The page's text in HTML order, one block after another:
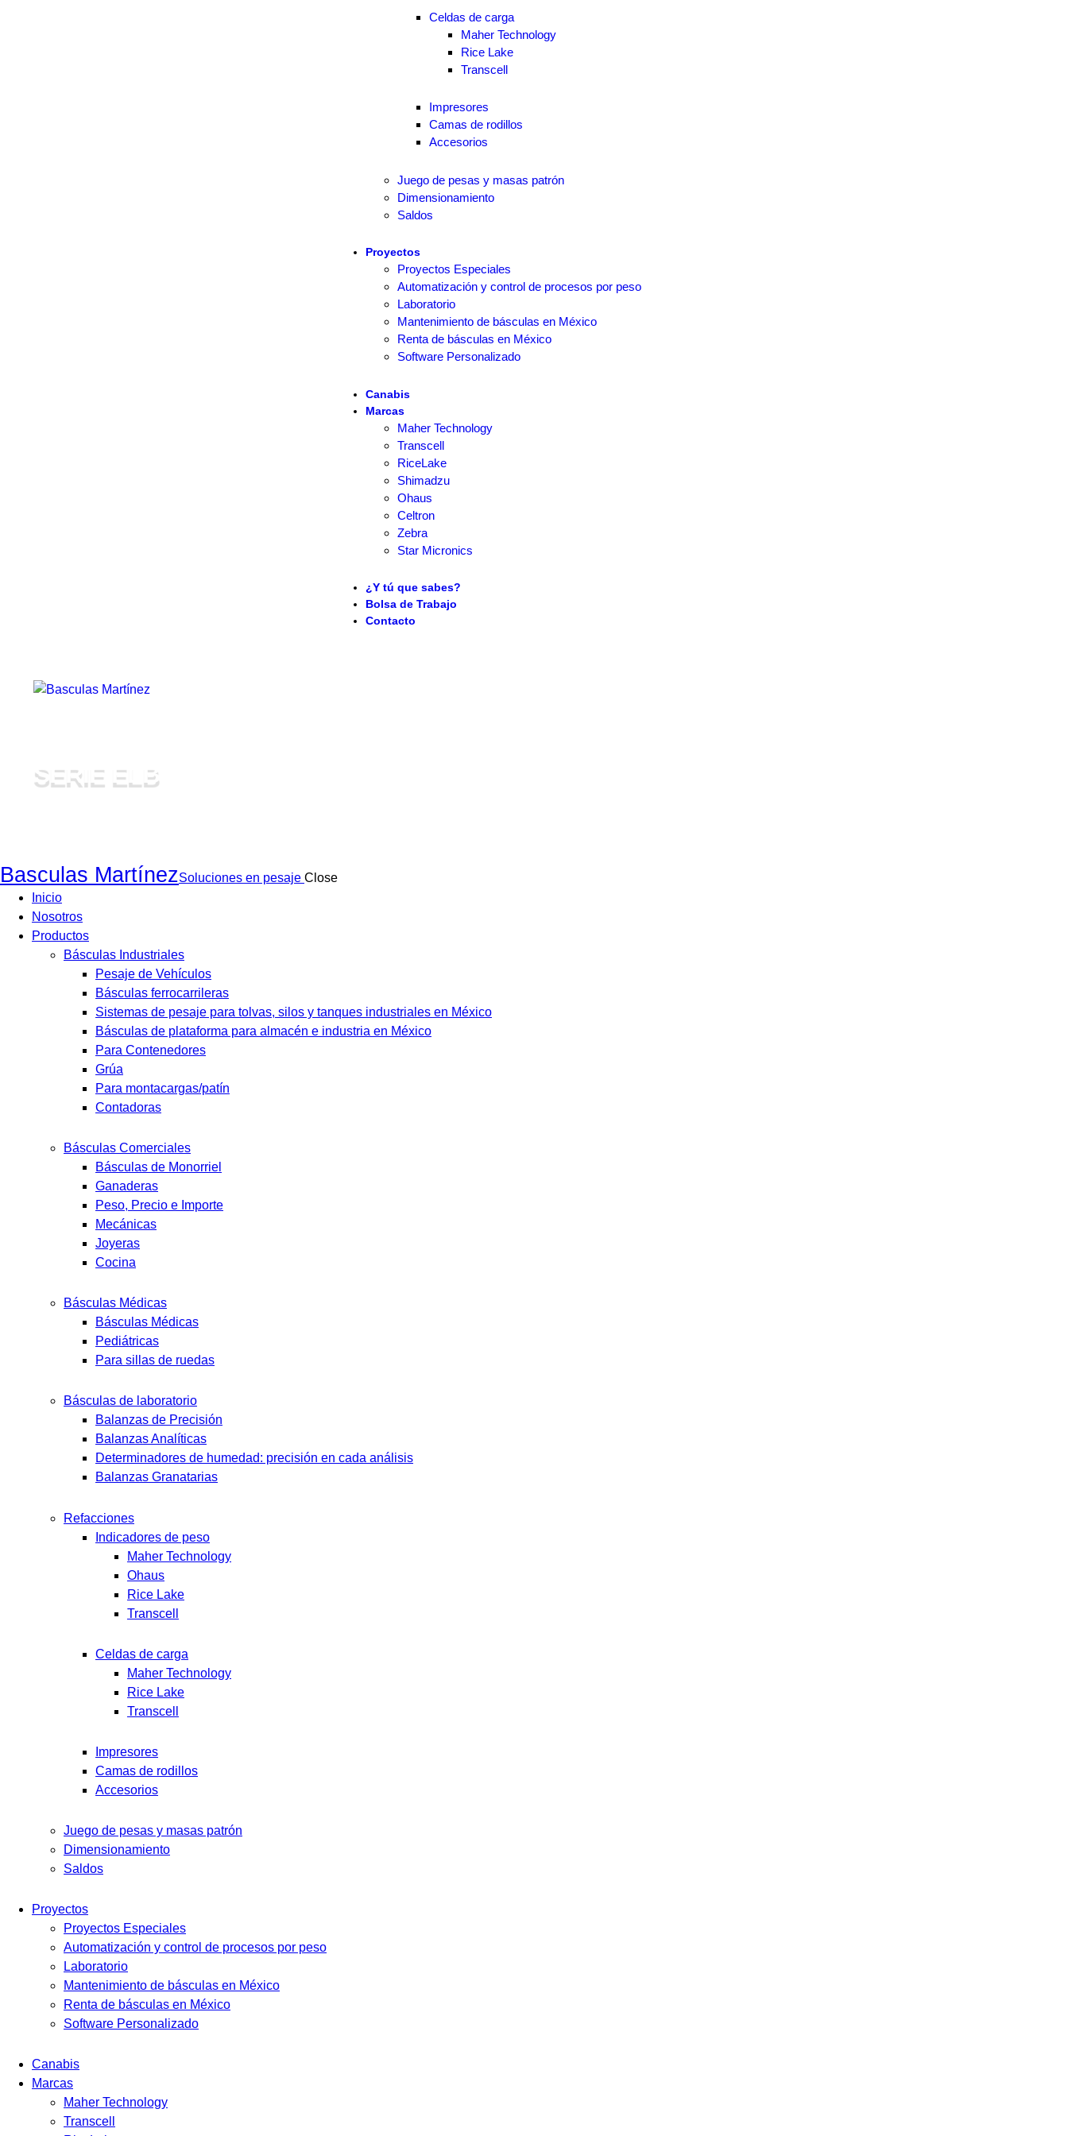
Celdas de carga
Maher Technology
Rice Lake
Transcell
Impresores
Camas de rodillos
Accesorios
Juego de pesas y masas patrón
Dimensionamiento
Saldos
Proyectos
Proyectos Especiales
Automatización y control de procesos por peso
Laboratorio
Mantenimiento de básculas en México
Renta de básculas en México
Software Personalizado
Canabis
Marcas
Maher Technology
Transcell
RiceLake
Shimadzu
Ohaus
Celtron
Zebra
Star Micronics
¿Y tú que sabes?
Bolsa de Trabajo
Contacto
SERIE ELB
Basculas MartínezSoluciones en pesaje Close
Inicio
Nosotros
Productos
Básculas Industriales
Pesaje de Vehículos
Básculas ferrocarrileras
Sistemas de pesaje para tolvas, silos y tanques industriales en México
Básculas de plataforma para almacén e industria en México
Para Contenedores
Grúa
Para montacargas/patín
Contadoras
Básculas Comerciales
Básculas de Monorriel
Ganaderas
Peso, Precio e Importe
Mecánicas
Joyeras
Cocina
Básculas Médicas
Básculas Médicas
Pediátricas
Para sillas de ruedas
Básculas de laboratorio
Balanzas de Precisión
Balanzas Analíticas
Determinadores de humedad: precisión en cada análisis
Balanzas Granatarias
Refacciones
Indicadores de peso
Maher Technology
Ohaus
Rice Lake
Transcell
Celdas de carga
Maher Technology
Rice Lake
Transcell
Impresores
Camas de rodillos
Accesorios
Juego de pesas y masas patrón
Dimensionamiento
Saldos
Proyectos
Proyectos Especiales
Automatización y control de procesos por peso
Laboratorio
Mantenimiento de básculas en México
Renta de básculas en México
Software Personalizado
Canabis
Marcas
Maher Technology
Transcell